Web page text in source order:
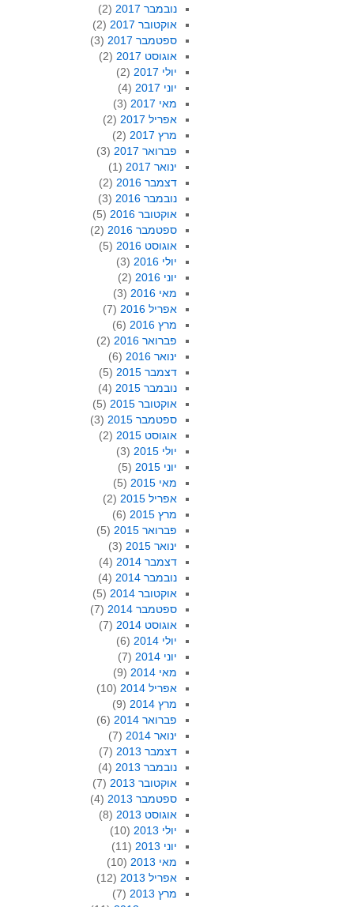
נובמבר 2017
(2)
אוקטובר 2017
(2)
ספטמבר 2017
(3)
אוגוסט 2017
(2)
יולי 2017
(2)
יוני 2017
(4)
מאי 2017
(3)
אפריל 2017
(2)
מרץ 2017
(2)
פברואר 2017
(3)
ינואר 2017
(1)
דצמבר 2016
(2)
נובמבר 2016
(3)
אוקטובר 2016
(5)
ספטמבר 2016
(2)
אוגוסט 2016
(5)
יולי 2016
(3)
יוני 2016
(2)
מאי 2016
(3)
אפריל 2016
(7)
מרץ 2016
(6)
פברואר 2016
(2)
ינואר 2016
(6)
דצמבר 2015
(5)
נובמבר 2015
(4)
אוקטובר 2015
(5)
ספטמבר 2015
(3)
אוגוסט 2015
(2)
יולי 2015
(3)
יוני 2015
(5)
מאי 2015
(5)
אפריל 2015
(2)
מרץ 2015
(6)
פברואר 2015
(5)
ינואר 2015
(3)
דצמבר 2014
(4)
נובמבר 2014
(4)
אוקטובר 2014
(5)
ספטמבר 2014
(7)
אוגוסט 2014
(7)
יולי 2014
(6)
יוני 2014
(7)
מאי 2014
(9)
אפריל 2014
(10)
מרץ 2014
(9)
פברואר 2014
(6)
ינואר 2014
(7)
דצמבר 2013
(7)
נובמבר 2013
(4)
אוקטובר 2013
(7)
ספטמבר 2013
(4)
אוגוסט 2013
(8)
יולי 2013
(10)
יוני 2013
(11)
מאי 2013
(10)
אפריל 2013
(12)
מרץ 2013
(7)